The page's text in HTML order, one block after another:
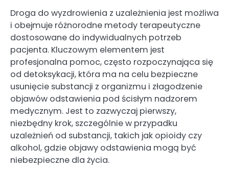
Droga do wyzdrowienia z uzależnienia jest możliwa
i obejmuje różnorodne metody terapeutyczne
dostosowane do indywidualnych potrzeb
pacjenta. Kluczowym elementem jest
profesjonalna pomoc, często rozpoczynająca się
od detoksykacji, która ma na celu bezpieczne
usunięcie substancji z organizmu i złagodzenie
objawów odstawienia pod ścisłym nadzorem
medycznym. Jest to zazwyczaj pierwszy,
niezbędny krok, szczególnie w przypadku
uzależnień od substancji, takich jak opioidy czy
alkohol, gdzie objawy odstawienia mogą być
niebezpieczne dla życia.